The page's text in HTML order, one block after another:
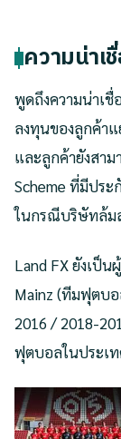
ความน่าเ
พูดถึงความน่าเชื่
ลงทุนของลูกค้า
และลูกค้ายังสาม
Scheme ที่มีปร
ในกรณีบริษัทล้ม
Land FX ยังเป็
Mainz (ทีมฟุตบอ
2016 / 2018-
ฟุตบอลในประเ